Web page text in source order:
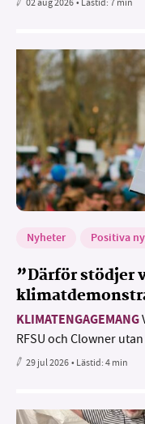
Nyheter Positiva
”Därför stödjer
KLIMATENGAGEMANG
RFSU och Clowner
29 jul 2026• Lästid:4 min